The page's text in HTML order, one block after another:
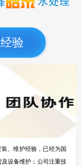
验
、维护经验，已经为国
设备维护；公司注重技